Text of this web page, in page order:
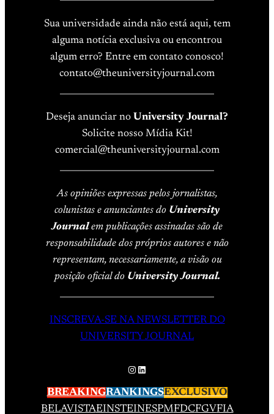
Sua universidade ainda não está aqui, tem
alguma notícia exclusiva ou encontrou
algum erro? Entre em contato conosco!
contato@theuniversityjournal.com
Deseja anunciar no University Journal?
Solicite nosso Mídia Kit!
comercial@theuniversityjournal.com
As opiniões expressas pelos jornalistas,
colunistas e anunciantes do University
Journalem publicações assinadas são de
responsabilidade dos próprios autores e não
representam, necessariamente, a visão ou
posição oficial do University Journal.
INSCREVA-SE NA NEWSLETTER DO
UNIVERSITY JOURNAL
Instagram
LinkedIn
BREAKINGRANKINGSEXCLUSIVO
BELAVISTAEINSTEINESPMFDCFGVFIA